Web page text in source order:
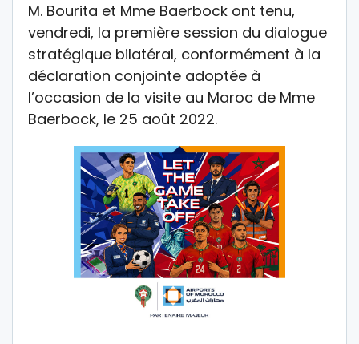
M. Bourita et Mme Baerbock ont tenu,
vendredi, la première session du dialogue
stratégique bilatéral, conformément à la
déclaration conjointe adoptée à
l’occasion de la visite au Maroc de Mme
Baerbock, le 25 août 2022.